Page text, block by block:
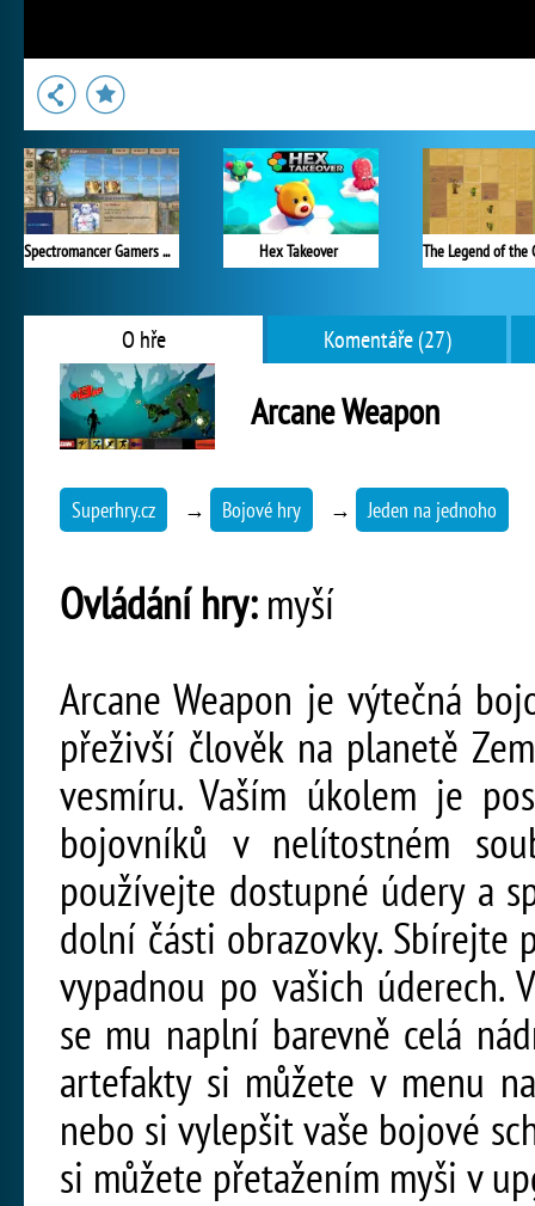
Spectromancer Gamers Pack Hex Takeover
O hře Komentáře (27)
Arcane Weapon
Superhry.cz → Bojové hry → Jeden na jednoho
Ovládání hry:myší
Arcane Weapon je výtečná
přeživší člověk na planetě
vesmíru. Vaším úkolem je
bojovníků v nelítostném
používejte dostupné údery a
dolní části obrazovky. Sbírejte
vypadnou po vašich úderech.
se mu naplní barevně celá
artefakty si můžete v menu
nebo si vylepšit vaše bojové
si můžete přetažením myši v